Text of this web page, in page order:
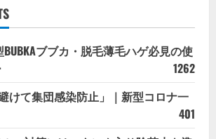
ブブカ・脱毛薄毛ハゲ必見の使
1262
けて集団感染防止」｜新型コロナ一
401